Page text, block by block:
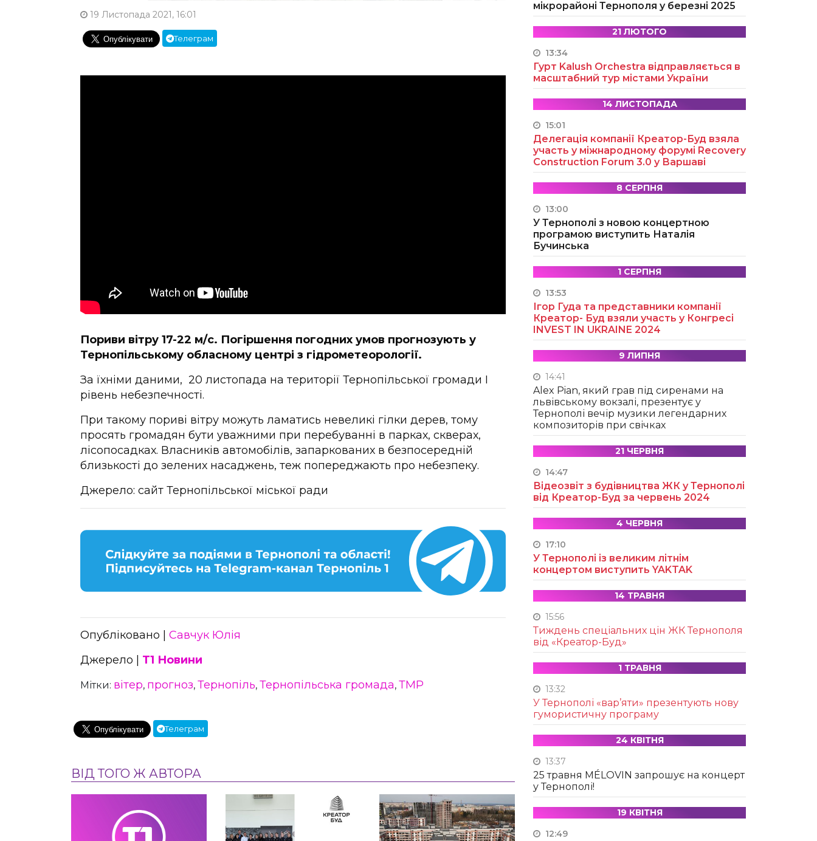
19 Листопада 2021, 16:01
Телеграм
Пориви вітру 17-22 м/с. Погіршення погодних умов прогнозують у
Тернопільському обласному центрі з гідрометеорології.
За їхніми даними, 20 листопада на території Тернопільської громади І
рівень небезпечності.
При такому пориві вітру можуть ламатись невеликі гілки дерев, тому
просять громадян бути уважними при перебуванні в парках, скверах,
лісопосадках. Власників автомобілів, запаркованих в безпосередній
близькості до зелених насаджень, теж попереджають про небезпеку.
Джерело: сайт Тернопільської міської ради
Опубліковано | Савчук Юлія
Джерело | Т1 Новини
Мітки: вітер, прогноз, Тернопіль, Тернопільська громада, ТМР
Телеграм
ВІД ТОГО Ж АВТОРА
мікрорайоні Тернополя у березні 2025
21 ЛЮТОГО
13:34
Гурт Kalush Orchestra відправляється в
масштабний тур містами України
14 ЛИСТОПАДА
15:01
Делегація компанії Креатор-Буд взяла
участь у міжнародному форумі Recovery
Construction Forum 3.0 у Варшаві
8 СЕРПНЯ
13:00
У Тернополі з новою концертною
програмою виступить Наталія
Бучинська
1 СЕРПНЯ
13:53
Ігор Гуда та представники компанії
Креатор- Буд взяли участь у Конгресі
INVEST IN UKRAINE 2024
9 ЛИПНЯ
14:41
Alex Pian, який грав під сиренами на
львівському вокзалі, презентує у
Тернополі вечір музики легендарних
композиторів при свічках
21 ЧЕРВНЯ
14:47
Відеозвіт з будівництва ЖК у Тернополі
від Креатор-Буд за червень 2024
4 ЧЕРВНЯ
17:10
У Тернополі із великим літнім
концертом виступить YAKTAK
14 ТРАВНЯ
15:56
Тиждень спеціальних цін ЖК Тернополя
від «Креатор-Буд»
1 ТРАВНЯ
13:32
У Тернополі «вар’яти» презентують нову
гумористичну програму
24 КВІТНЯ
13:37
25 травня MÉLOVIN запрошує на концерт
у Тернополі!
19 КВІТНЯ
12:49